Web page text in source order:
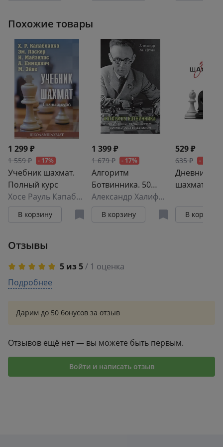
Похожие товары
1 299 ₽
1 559 ₽ - 17%
Учебник шахмат.
Полный курс
Хосе Рауль Капабланка
,Эмануил Ласкер
В корзину
1 399 ₽
1 679 ₽ - 17%
Алгоритм
Ботвинника. 50
избранных партий
шестого чемпиона
мира по шахматам
Александр Халифман
В корзину
529 ₽
635 ₽ - 17%
Дневник
шахматиста
В корзину
Отзывы
5 из 5/ 1 оценка
5
Подробнее
Дарим до 50 бонусов за отзыв
Отзывов ещё нет — вы можете быть первым.
Войти и написать отзыв